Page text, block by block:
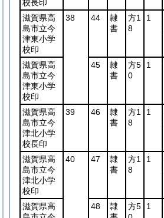
校長印
滋賀県高
島市立今
津東小学
校印
38 44
隷
書
方1
8
1
滋賀県高
島市立今
津東小学
校印
45
隷
書
方5
0
1
滋賀県高
島市立今
津北小学
校長印
39 46
隷
書
方1
8
1
滋賀県高
島市立今
津北小学
校印
40 47
隷
書
方1
8
1
滋賀県高
48
隷
方5
1